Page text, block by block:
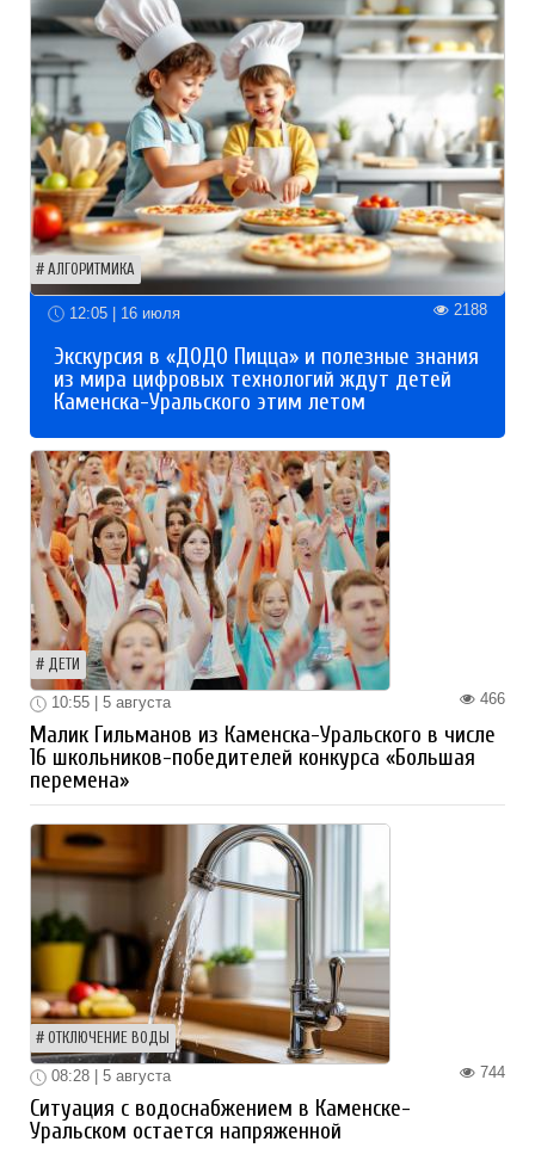
АЛГОРИТМИКА
12:05 | 16 июля 2188
Экскурсия в «ДОДО Пицца» и полезные знания
из мира цифровых технологий ждут детей
Каменска-Уральского этим летом
ДЕТИ
466
10:55 | 5 августа
Малик Гильманов из Каменска-Уральского в числе
16 школьников-победителей конкурса «Большая
перемена»
ОТКЛЮЧЕНИЕ ВОДЫ
744
08:28 | 5 августа
Ситуация с водоснабжением в Каменске-
Уральском остается напряженной